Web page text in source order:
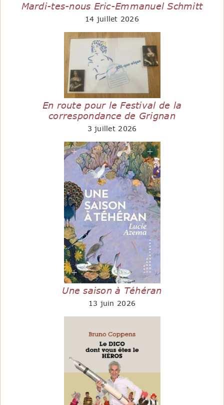
Mardi-tes-nous Eric-Emmanuel Schmitt
14 juillet 2026
En route pour le Festival de la
correspondance de Grignan
3 juillet 2026
Une saison à Téhéran
13 juin 2026